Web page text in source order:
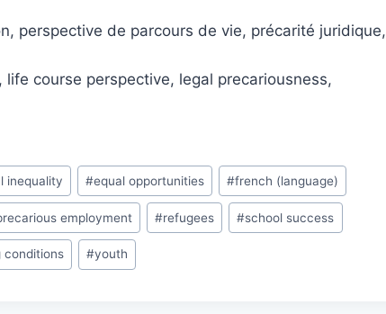
perspective de parcours de vie, précarité juridique,
course perspective, legal precariousness,
inequality #equal opportunities #french (language)
employment #refugees #school success
conditions #youth